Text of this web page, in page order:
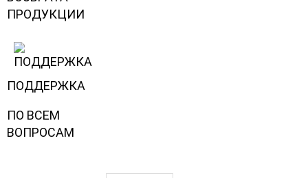
ПРОДУКЦИИ
ПОДДЕРЖКА
ПО ВСЕМ
ВОПРОСАМ